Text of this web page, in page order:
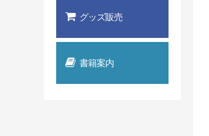
グッズ販売
書籍案内